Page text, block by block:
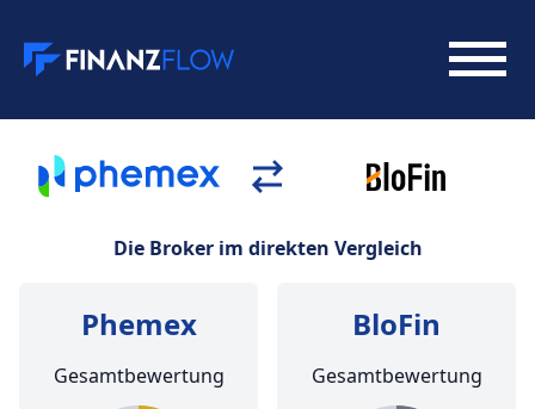
Die Broker im direkten Vergleich
Phemex
Gesamtbewertung
BloFin
Gesamtbewertung